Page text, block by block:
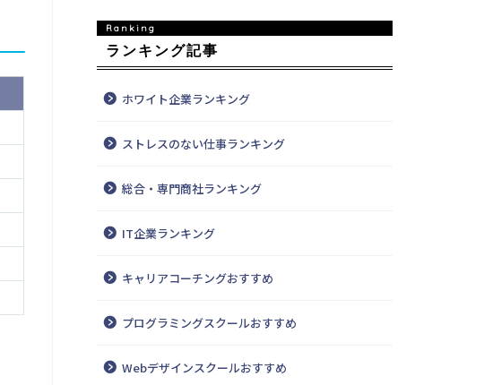
ランキング記事
ホワイト企業ランキング
ストレスのない仕事ランキング
総合・専門商社ランキング
IT企業ランキング
キャリアコーチングおすすめ
プログラミングスクールおすすめ
Webデザインスクールおすすめ